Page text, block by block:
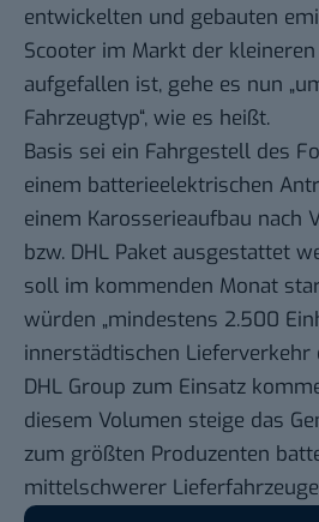
entwickelten und gebauten
Scooter im Markt der
aufgefallen ist, gehe es nun
Fahrzeugtyp“, wie es heißt.
Basis sei ein Fahrgestell des
einem batterieelektrischen
einem Karosserieaufbau nach
bzw. DHL Paket ausgestattet
soll im kommenden Monat
würden „mindestens 2.500
innerstädtischen Lieferverkehr
DHL Group zum Einsatz
diesem Volumen steige das
zum größten Produzenten
mittelschwerer